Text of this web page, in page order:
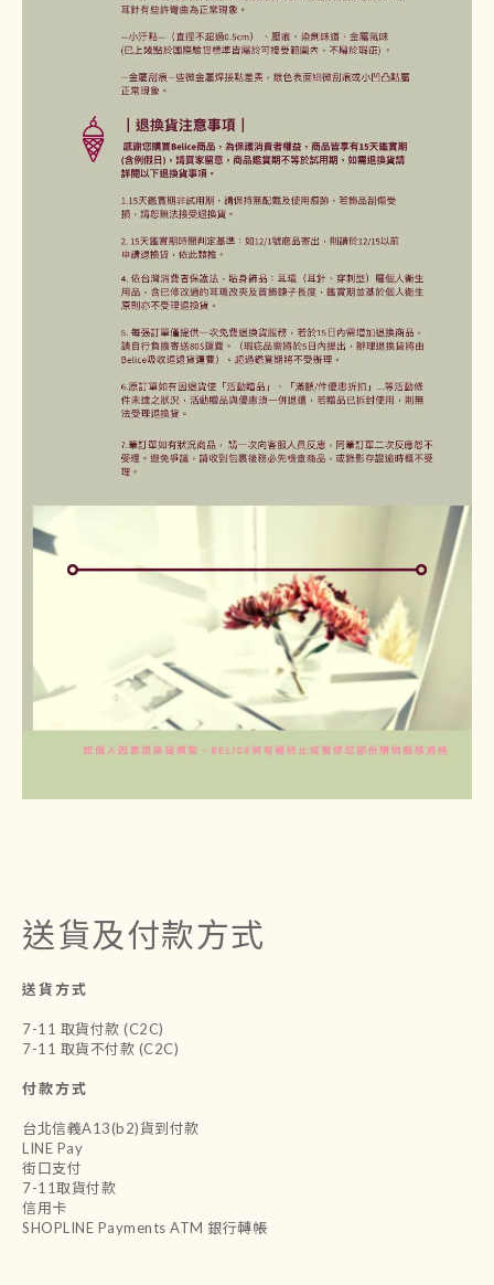
送貨及付款方式
送貨方式
7-11 取貨付款 (C2C)
7-11 取貨不付款 (C2C)
付款方式
台北信義A13(b2)貨到付款
LINE Pay
街口支付
7-11取貨付款
信用卡
SHOPLINE Payments ATM 銀行轉帳